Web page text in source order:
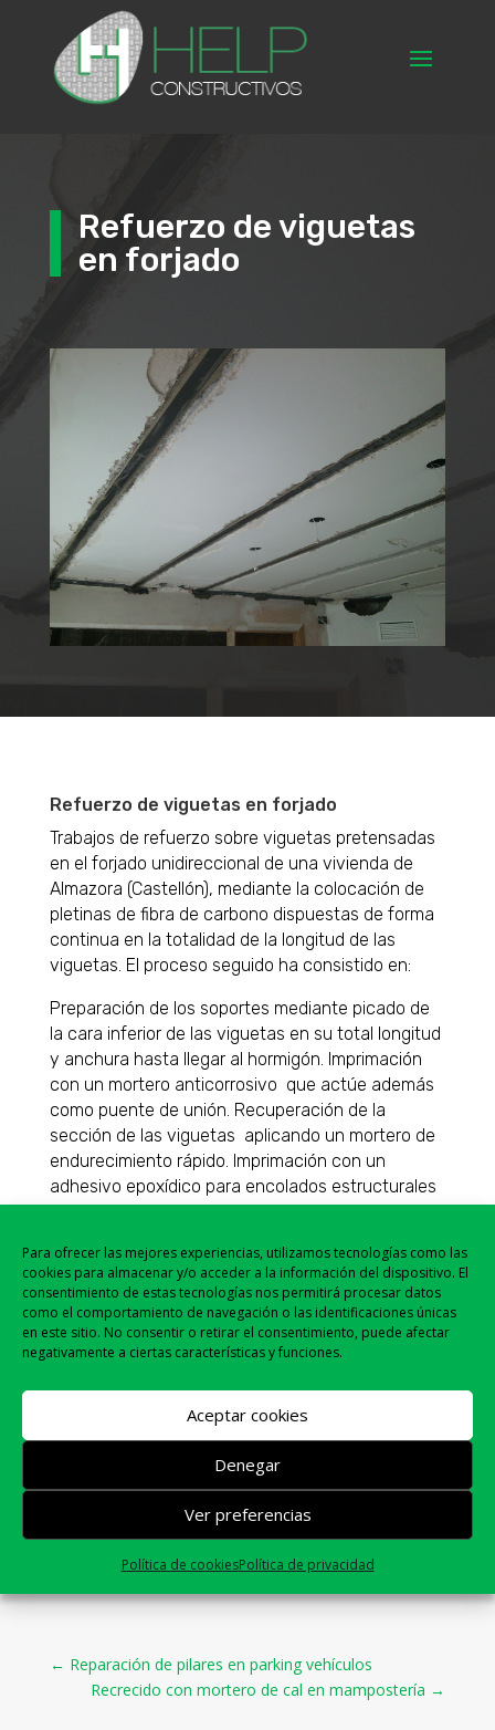
Para ofrecer las mejores experiencias, utilizamos tecnologías como las
cookies para almacenar y/o acceder a la información del dispositivo. El
consentimiento de estas tecnologías nos permitirá procesar datos
como el comportamiento de navegación o las identificaciones únicas
en este sitio. No consentir o retirar el consentimiento, puede afectar
negativamente a ciertas características y funciones.
Aceptar cookies
Denegar
Ver preferencias
Política de cookiesPolítica de privacidad
Refuerzo de viguetas
en forjado
Refuerzo de viguetas en forjado
Trabajos de refuerzo sobre viguetas pretensadas
en el forjado unidireccional de una vivienda de
Almazora (Castellón), mediante la colocación de
pletinas de fibra de carbono dispuestas de forma
continua en la totalidad de la longitud de las
viguetas. El proceso seguido ha consistido en:
Preparación de los soportes mediante picado de
la cara inferior de las viguetas en su total longitud
y anchura hasta llegar al hormigón. Imprimación
con un mortero anticorrosivo que actúe además
como puente de unión. Recuperación de la
sección de las viguetas aplicando un mortero de
endurecimiento rápido. Imprimación con un
adhesivo epoxídico para encolados estructurales
prolongación recta.
Somos expertos en el refuerzo estructural
gracias a un Equipo Técnico experto que se
encarga de estudiar, analizar y detectar los
fallos en la estructura, ofreciendo siempre al
cliente la solución más adecuada en cada
caso.Contactacon nosotros sin compromiso.
← Reparación de pilares en parking vehículos
Recrecido con mortero de cal en mampostería →